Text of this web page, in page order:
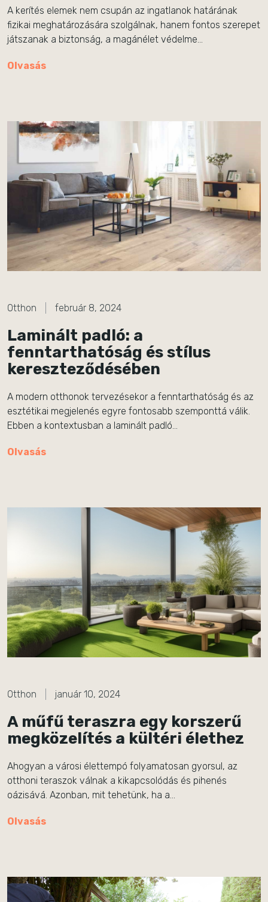
A kerítés elemek nem csupán az ingatlanok határának
fizikai meghatározására szolgálnak, hanem fontos szerepet
játszanak a biztonság, a magánélet védelme…
Olvasás
Otthon február 8, 2024
Laminált padló: a
fenntarthatóság és stílus
kereszteződésében
A modern otthonok tervezésekor a fenntarthatóság és az
esztétikai megjelenés egyre fontosabb szemponttá válik.
Ebben a kontextusban a laminált padló…
Olvasás
Otthon január 10, 2024
A műfű teraszra egy korszerű
megközelítés a kültéri élethez
Ahogyan a városi élettempó folyamatosan gyorsul, az
otthoni teraszok válnak a kikapcsolódás és pihenés
oázisává. Azonban, mit tehetünk, ha a…
Olvasás